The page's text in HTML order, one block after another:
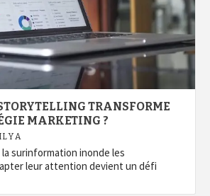
TRANSFORME
MARKETING ?
Y A
surinformation inonde les
leur attention devient un défi